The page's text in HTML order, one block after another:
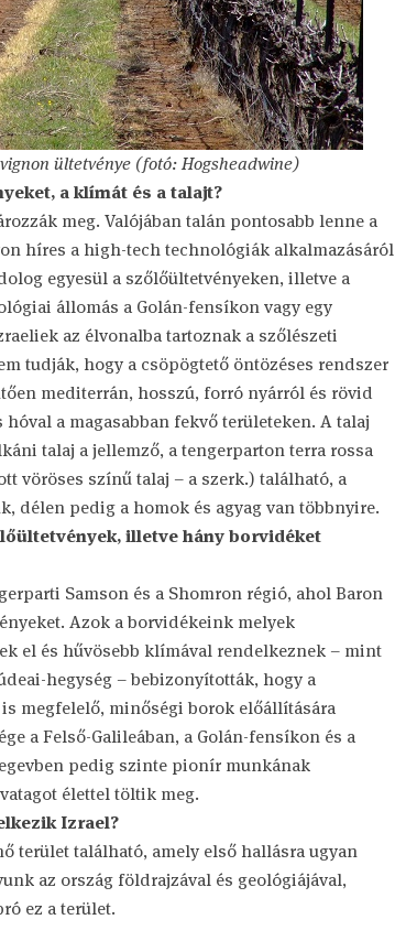
ültetvénye (fotó: Hogsheadwine)
a klímát és a talajt?
meg. Valójában talán pontosabb lenne a
híres a high-tech technológiák alkalmazásáról
egyesül a szőlőültetvényeken, illetve a
állomás a Golán-fensíkon vagy egy
az élvonalba tartoznak a szőlészeti
tudják, hogy a csöpögtető öntözéses rendszer
mediterrán, hosszú, forró nyárról és rövid
a magasabban fekvő területeken. A talaj
talaj a jellemző, a tengerparton terra rossa
vöröses színű talaj – a szerk.) található, a
délen pedig a homok és agyag van többnyire.
illetve hány borvidéket
Samson és a Shomron régió, ahol Baron
Azok a borvidékeink melyek
el és hűvösebb klímával rendelkeznek – mint
hegység – bebizonyították, hogy a
megfelelő, minőségi borok előállítására
a Felső-Galileában, a Golán-fensíkon és a
pedig szinte pionír munkának
élettel töltik meg.
Izrael?
terület található, amely első hallásra ugyan
az ország földrajzával és geológiájával,
ez a terület.